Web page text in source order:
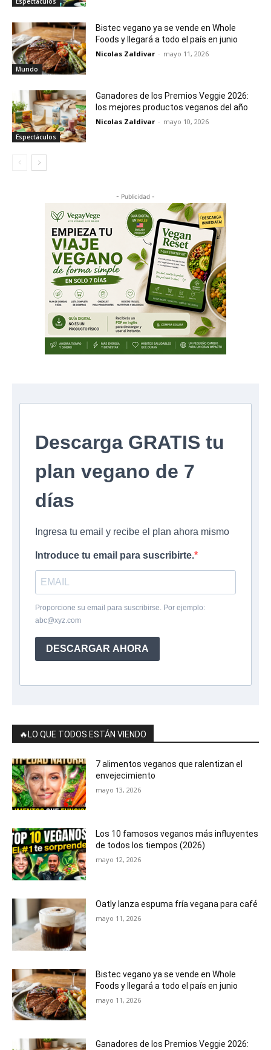
Mundo
Bistec vegano ya se vende en Whole
Foods y llegará a todo el país en junio
Nicolas Zaldivar - mayo 11, 2026
Espectáculos
Ganadores de los Premios Veggie 2026:
los mejores productos veganos del año
Nicolas Zaldivar - mayo 10, 2026
- Publicidad -
Descarga GRATIS tu
plan vegano de 7
días
Ingresa tu email y recibe el plan ahora mismo
Introduce tu email para suscribirte.
Proporcione su email para suscribirse. Por ejemplo:
abc@xyz.com
DESCARGAR AHORA
🔥LO QUE TODOS ESTÁN VIENDO
7 alimentos veganos que ralentizan el
envejecimiento
mayo 13, 2026
Los 10 famosos veganos más influyentes
de todos los tiempos (2026)
mayo 12, 2026
Oatly lanza espuma fría vegana para café
mayo 11, 2026
Bistec vegano ya se vende en Whole
Foods y llegará a todo el país en junio
mayo 11, 2026
Ganadores de los Premios Veggie 2026: